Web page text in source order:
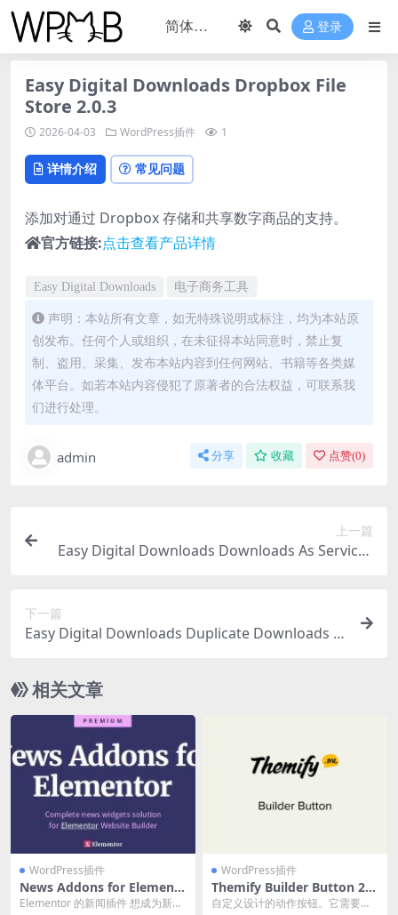
登录
Easy Digital Downloads Dropbox File
Store 2.0.3
2026-04-03 WordPress插件 1
详情介绍 常见问题
添加对通过 Dropbox 存储和共享数字商品的支持。
官方链接:点击查看产品详情
Easy Digital Downloads 电子商务工具
声明：本站所有文章，如无特殊说明或标注，均为本站原
创发布。任何个人或组织，在未征得本站同意时，禁止复
制、盗用、采集、发布本站内容到任何网站、书籍等各类媒
体平台。如若本站内容侵犯了原著者的合法权益，可联系我
们进行处理。
admin 分享 收藏 点赞(0)
上一篇
Easy Digital Downloads Downloads As Services
下一篇
Easy Digital Downloads Duplicate Downloads 1.
相关文章
WordPress插件
News Addons for Element
or v1.0.0 – 终极新闻、博客和
Elementor 的新闻插件 想成为新闻
WordPress插件
Themify Builder Button 2.
0.3
自定义设计的动作按钮。它需要与